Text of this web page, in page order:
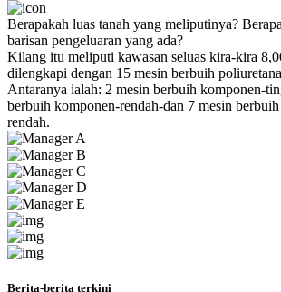
Berapakah luas tanah yang meliputinya?
barisan pengeluaran yang ada?
Kilang itu meliputi kawasan seluas kira-kira
dilengkapi dengan 15 mesin berbuih
Antaranya ialah: 2 mesin berbuih komponen-
berbuih komponen-rendah-dan 7 mesin
rendah.
Berita-berita terkini